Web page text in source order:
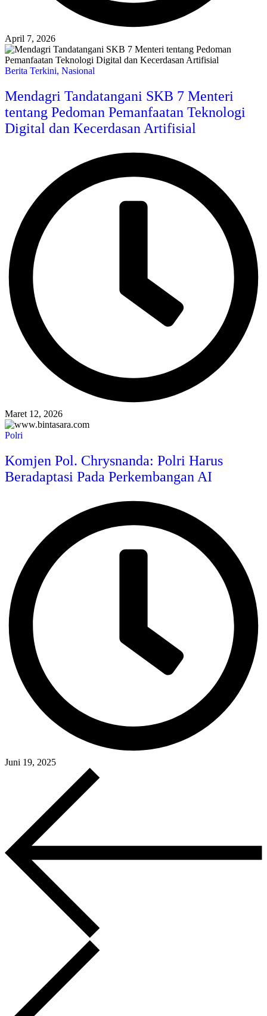
April 7, 2026
Berita Terkini, Nasional
Mendagri Tandatangani SKB 7 Menteri
tentang Pedoman Pemanfaatan Teknologi
Digital dan Kecerdasan Artifisial
Maret 12, 2026
Polri
Komjen Pol. Chrysnanda: Polri Harus
Beradaptasi Pada Perkembangan AI
Juni 19, 2025